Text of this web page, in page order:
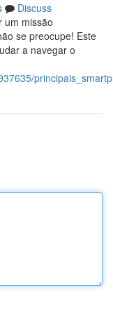
Discuss
um missão
se preocupe! Este
a navegar o